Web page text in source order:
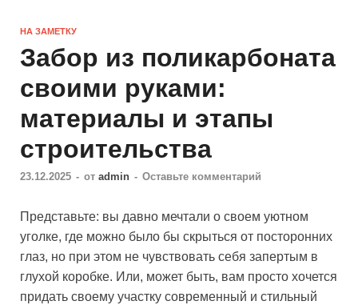
НА ЗАМЕТКУ
Забор из поликарбоната
своими руками:
материалы и этапы
строительства
23.12.2025 - от admin - Оставьте комментарий
Представьте: вы давно мечтали о своем уютном
уголке, где можно было бы скрыться от посторонних
глаз, но при этом не чувствовать себя запертым в
глухой коробке. Или, может быть, вам просто хочется
придать своему участку современный и стильный